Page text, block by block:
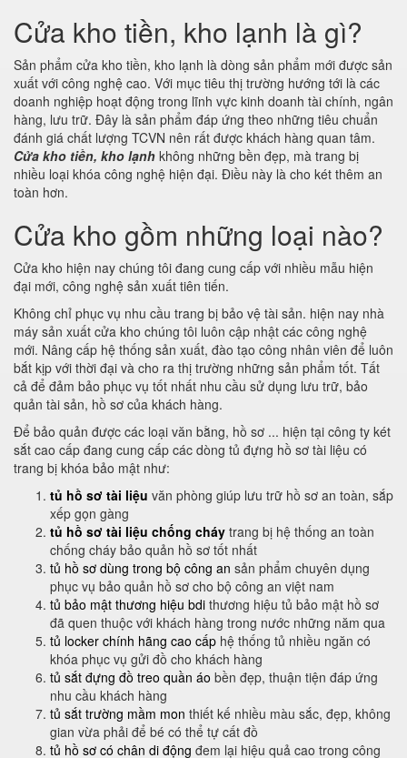
Cửa kho tiền, kho lạnh là gì?
Sản phẩm cửa kho tiền, kho lạnh là dòng sản phẩm mới được sản
xuất với công nghệ cao. Với mục tiêu thị trường hướng tới là các
doanh nghiệp hoạt động trong lĩnh vực kinh doanh tài chính, ngân
hàng, lưu trữ. Đây là sản phẩm đáp ứng theo những tiêu chuẩn
đánh giá chất lượng TCVN nên rất được khách hàng quan tâm.
Cửa kho tiền, kho lạnh không những bền đẹp, mà trang bị
nhiều loại khóa công nghệ hiện đại. Điều này là cho két thêm an
toàn hơn.
Cửa kho gồm những loại nào?
Cửa kho hiện nay chúng tôi đang cung cấp với nhiều mẫu hiện
đại mới, công nghệ sản xuất tiên tiến.
Không chỉ phục vụ nhu cầu trang bị bảo vệ tài sản. hiện nay nhà
máy sản xuất cửa kho chúng tôi luôn cập nhật các công nghệ
mới. Nâng cấp hệ thống sản xuất, đào tạo công nhân viên để luôn
bắt kịp với thời đại và cho ra thị trường những sản phẩm tốt. Tất
cả để đảm bảo phục vụ tốt nhất nhu cầu sử dụng lưu trữ, bảo
quản tài sản, hồ sơ của khách hàng.
Để bảo quản được các loại văn bằng, hồ sơ ... hiện tại công ty két
sắt cao cấp đang cung cấp các dòng tủ đựng hồ sơ tài liệu có
trang bị khóa bảo mật như:
tủ hồ sơ tài liệu văn phòng giúp lưu trữ hồ sơ an toàn, sắp
xếp gọn gàng
tủ hồ sơ tài liệu chống cháy trang bị hệ thống an toàn
chống cháy bảo quản hồ sơ tốt nhất
tủ hồ sơ dùng trong bộ công an sản phẩm chuyên dụng
phục vụ bảo quản hồ sơ cho bộ công an việt nam
tủ bảo mật thương hiệu bdi thương hiệu tủ bảo mật hồ sơ
đã quen thuộc với khách hàng trong nước những năm qua
tủ locker chính hãng cao cấp hệ thống tủ nhiều ngăn có
khóa phục vụ gửi đồ cho khách hàng
tủ sắt đựng đồ treo quần áo bền đẹp, thuận tiện đáp ứng
nhu cầu khách hàng
tủ sắt trường mầm mon thiết kế nhiều màu sắc, đẹp, không
gian vừa phải để bé có thể tự cất đồ
tủ hồ sơ có chân di động đem lại hiệu quả cao trong công